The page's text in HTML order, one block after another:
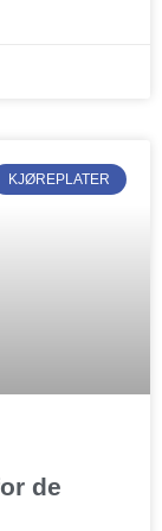
KJØREPLATER
de